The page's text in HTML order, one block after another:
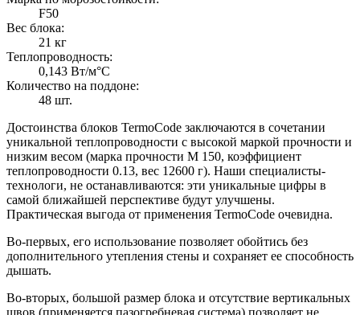
F50
Вес блока:
21 кг
Теплопроводность:
0,143 Вт/м°С
Количество на поддоне:
48 шт.
Достоинства блоков TermoCode заключаются в сочетании
уникальной теплопроводности с высокой маркой прочности и
низким весом (марка прочности М 150, коэффициент
теплопроводности 0.13, вес 12600 г). Наши специалисты-
технологи, не останавливаются: эти уникальные цифры в
самой ближайшей перспективе будут улучшены.
Практическая выгода от применения TermoCode очевидна.
Во-первых, его использование позволяет обойтись без
дополнительного утепления стены и сохраняет ее способность
дышать.
Во-вторых, большой размер блока и отсутствие вертикальных
швов (применяется пазогребневая система) позволяет не